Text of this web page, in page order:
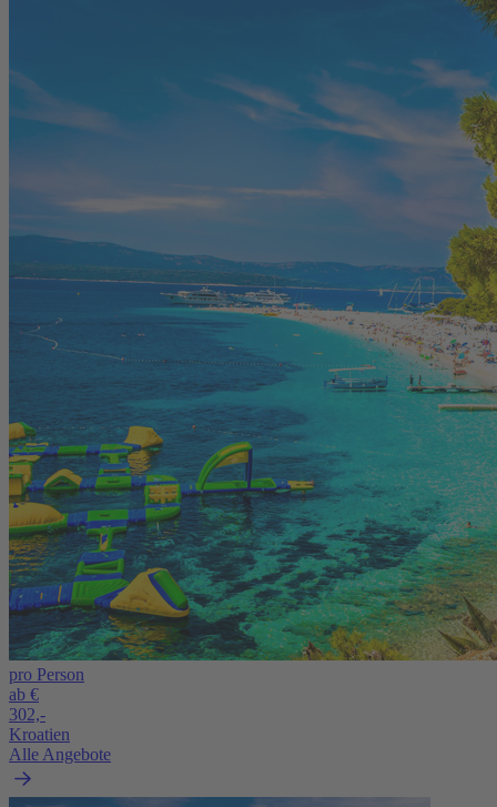
pro Person
ab €
302,-
Kroatien
Alle Angebote